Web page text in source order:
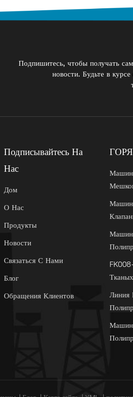
Подпишитесь, чтобы получать
новости. Будьте в курсе
Подписывайтесь На
Нас
Дом
О Нас
Продукты
Новости
Связаться С Нами
Блог
Обращения Клиентов
Линия